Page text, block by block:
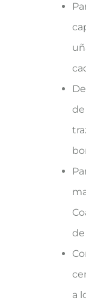
de
de
a